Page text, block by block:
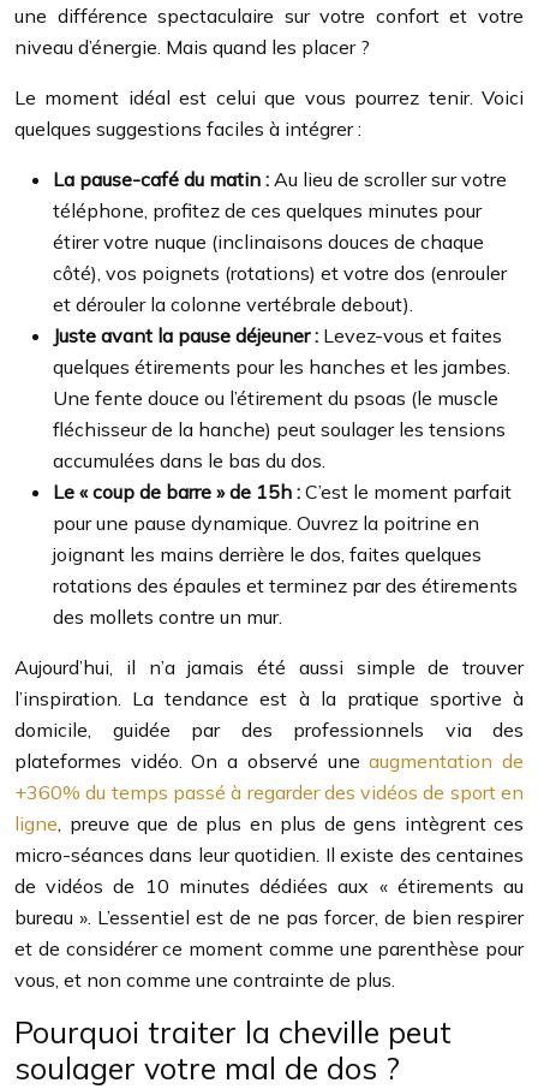
une différence spectaculaire sur votre confort et votre
niveau d’énergie. Mais quand les placer ?
Le moment idéal est celui que vous pourrez tenir. Voici
quelques suggestions faciles à intégrer :
La pause-café du matin : Au lieu de scroller sur votre
téléphone, profitez de ces quelques minutes pour
étirer votre nuque (inclinaisons douces de chaque
côté), vos poignets (rotations) et votre dos (enrouler
et dérouler la colonne vertébrale debout).
Juste avant la pause déjeuner : Levez-vous et faites
quelques étirements pour les hanches et les jambes.
Une fente douce ou l’étirement du psoas (le muscle
fléchisseur de la hanche) peut soulager les tensions
accumulées dans le bas du dos.
Le « coup de barre » de 15h : C’est le moment parfait
pour une pause dynamique. Ouvrez la poitrine en
joignant les mains derrière le dos, faites quelques
rotations des épaules et terminez par des étirements
des mollets contre un mur.
Aujourd’hui, il n’a jamais été aussi simple de trouver
l’inspiration. La tendance est à la pratique sportive à
domicile, guidée par des professionnels via des
plateformes vidéo. On a observé uneaugmentation de
+360% du temps passé à regarder des vidéos de sport en
ligne, preuve que de plus en plus de gens intègrent ces
micro-séances dans leur quotidien. Il existe des centaines
de vidéos de 10 minutes dédiées aux « étirements au
bureau ». L’essentiel est de ne pas forcer, de bien respirer
et de considérer ce moment comme une parenthèse pour
vous, et non comme une contrainte de plus.
Pourquoi traiter la cheville peut
soulager votre mal de dos ?